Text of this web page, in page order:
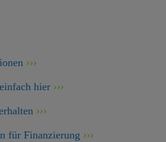
hier
für Finanzierung